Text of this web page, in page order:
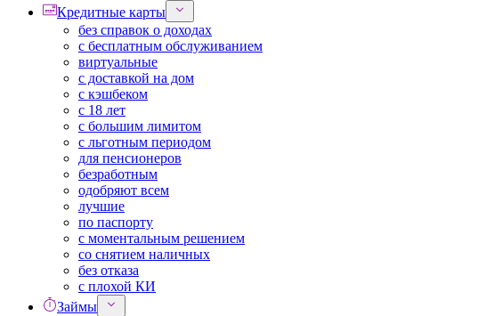
Кредитные карты
без справок о доходах
с бесплатным обслуживанием
виртуальные
с доставкой на дом
с кэшбеком
с 18 лет
с большим лимитом
с льготным периодом
для пенсионеров
безработным
одобряют всем
лучшие
по паспорту
с моментальным решением
со снятием наличных
без отказа
с плохой КИ
Займы